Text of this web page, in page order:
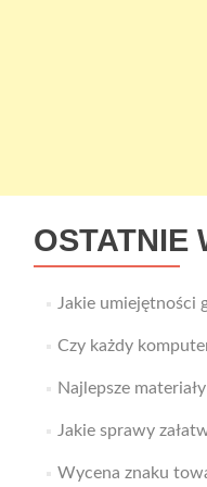
OSTATNIE
Jakie umiejętności
Czy każdy
Najlepsze
Jakie sprawy
Wycena znaku